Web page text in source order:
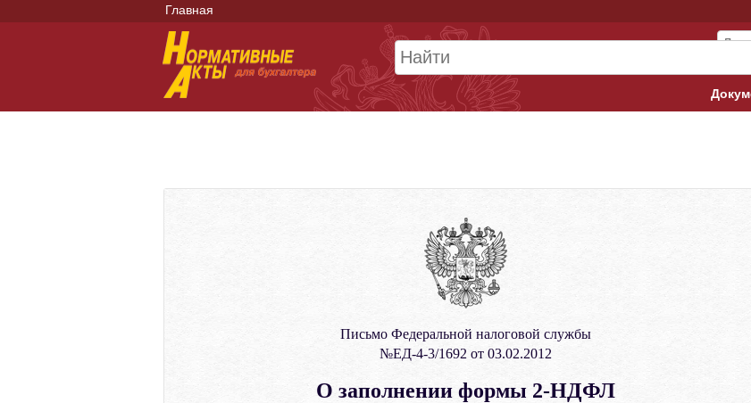
Главная
Письмо Федеральной налоговой службы
№ЕД-4-3/1692 от 03.02.2012
О заполнении формы 2-НДФЛ